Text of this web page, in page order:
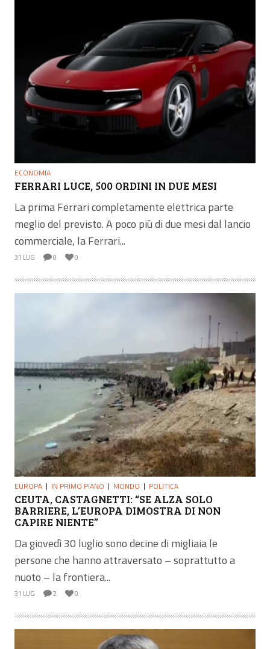
ECONOMIA
FERRARI LUCE, 500 ORDINI IN DUE MESI
La prima Ferrari completamente elettrica parte
meglio del previsto. A poco più di due mesi dal lancio
commerciale, la Ferrari...
31 LUG 0 0
EUROPA IN PRIMO PIANO MONDO POLITICA
CEUTA, CASTAGNETTI: “SE ALZA SOLO
BARRIERE, L’EUROPA DIMOSTRA DI NON
CAPIRE NIENTE”
Da giovedì 30 luglio sono decine di migliaia le
persone che hanno attraversato – soprattutto a
nuoto – la frontiera...
31 LUG 2 0